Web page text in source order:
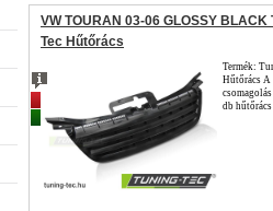
VW TOURAN 03-06 GLOSSY BLACK
Tec Hűtőrács
Termék:
Hűtőrács A
db hűtőrács
Népszerű